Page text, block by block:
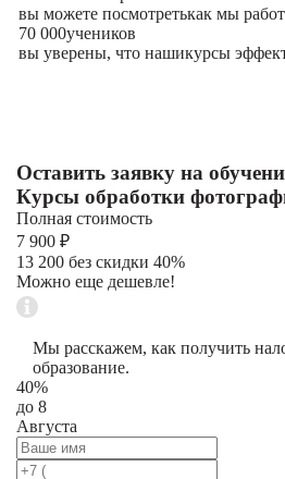
вы можете посмотретькак мы
70 000учеников
вы уверены, что нашикурсы
Оставить заявку на
Курсы обработки
Полная стоимость
7 900 ₽
13 200 без скидки 40%
Можно еще дешевле!
Мы расскажем, как получить
образование.
40%
до 8
Августа